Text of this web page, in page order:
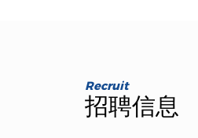
Recruit
招聘信息